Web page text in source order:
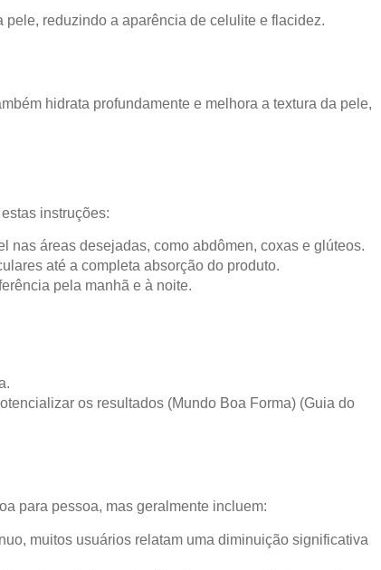
reduzindo a aparência de celulite e flacidez.
hidrata profundamente e melhora a textura da pele,
instruções:
nas áreas desejadas, como abdômen, coxas e glúteos.
até a completa absorção do produto.
pela manhã e à noite.
os resultados​ (Mundo Boa Forma) (Guia do
para pessoa, mas geralmente incluem:
muitos usuários relatam uma diminuição significativa